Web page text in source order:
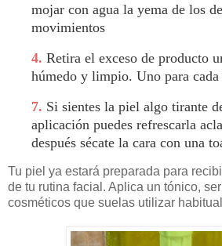
mojar con agua la yema de los
movimientos
4. Retira el exceso de producto
húmedo y limpio. Uno para cada
7. Si sientes la piel algo tirante
aplicación puedes refrescarla a
después sécate la cara con una
Tu piel ya estará preparada para
de tu rutina facial. Aplica un tónico,
cosméticos que suelas utilizar